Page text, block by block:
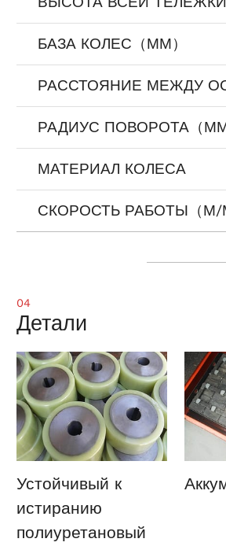
БАЗА КОЛЕС（ММ）
РАССТОЯНИЕ МЕЖДУ
РАДИУС ПОВОРОТА（ММ
МАТЕРИАЛ КОЛЕСА
СКОРОСТЬ РАБОТЫ（М/
04
Детали
Устойчивый к
истиранию
полиуретановый